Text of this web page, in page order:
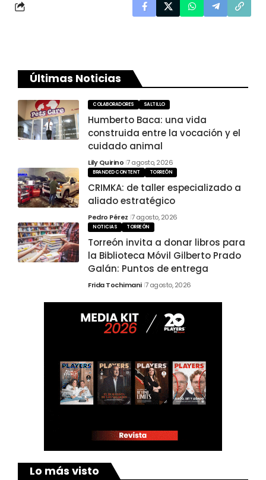
Últimas Noticias
COLABORADORES SALTILLO
Humberto Baca: una vida
construida entre la vocación y el
cuidado animal
Lily Quirino 7 agosto, 2026
BRANDED CONTENT TORREÓN
CRIMKA: de taller especializado a
aliado estratégico
Pedro Pérez 7 agosto, 2026
NOTICIAS TORREÓN
Torreón invita a donar libros para
la Biblioteca Móvil Gilberto Prado
Galán: Puntos de entrega
Frida Tochimani 7 agosto, 2026
Lo más visto